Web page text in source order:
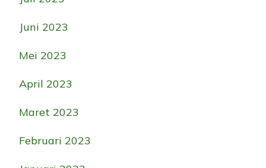
Juni 2023
Mei 2023
April 2023
Maret 2023
Februari 2023